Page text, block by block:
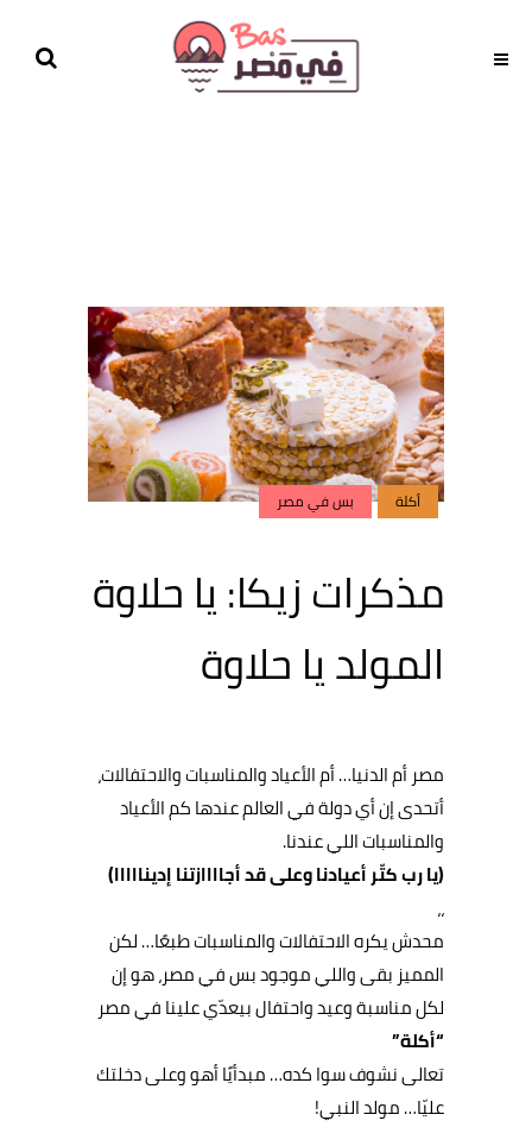
أكلة بس في مصر
مذكرات زيكا: يا حلاوة
المولد يا حلاوة
مصر أم الدنيا… أم الأعياد والمناسبات والاحتفالات،
أتحدى إن أي دولة في العالم عندها كم الأعياد
والمناسبات اللي عندنا.
(يا رب كتّر أعيادنا وعلى قد أجاااازتنا إدينااااا)
،،
محدش يكره الاحتفالات والمناسبات طبعًا… لكن
المميز بقى واللي موجود بس في مصر، هو إن
لكل مناسبة وعيد واحتفال بيعدّي علينا في مصر
“أكلة”
تعالى نشوف سوا كده… مبدأيًا أهو وعلى دخلتك
عليّا… مولد النبي!